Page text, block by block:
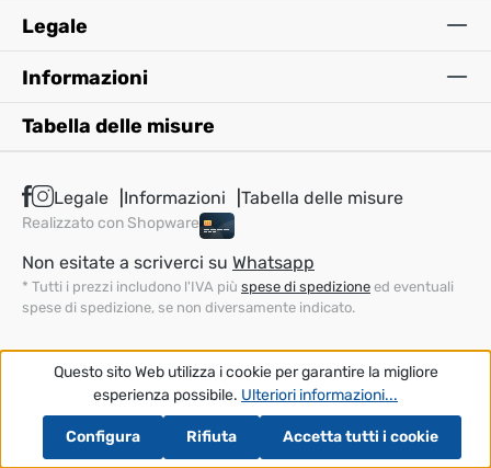
Legale
Informazioni
Tabella delle misure
Legale Informazioni Tabella delle misure
Realizzato con Shopware
Non esitate a scriverci su Whatsapp
* Tutti i prezzi includono l'IVA più spese di spedizione ed eventuali
spese di spedizione, se non diversamente indicato.
Questo sito Web utilizza i cookie per garantire la migliore
esperienza possibile. Ulteriori informazioni...
Rifiuta
Configura Accetta tutti i cookie